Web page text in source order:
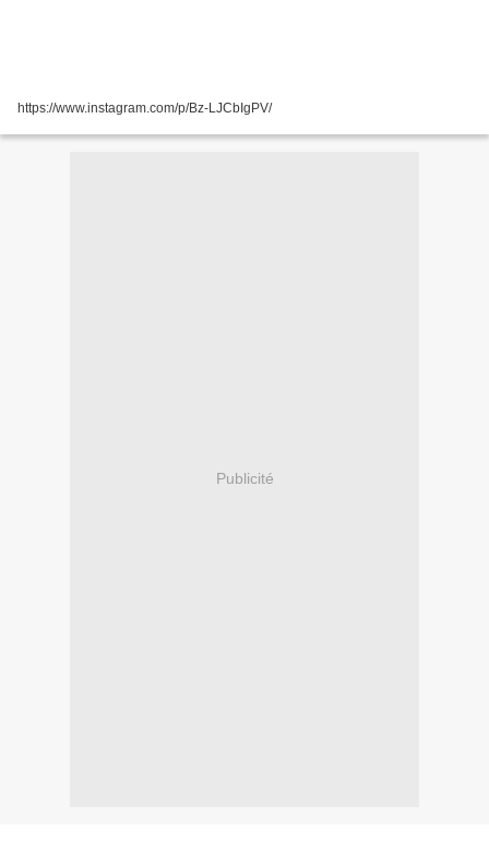
https://www.instagram.com/p/Bz-LJCbIgPV/
Publicité